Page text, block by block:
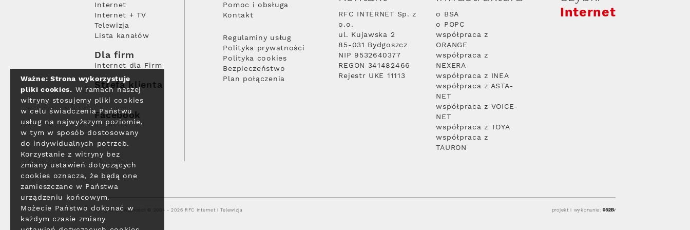
Internet
Internet + TV
Telewizja
Lista kanałów
Dla firm
Internet dla Firm
Strefa klienta
Facebook
Pomoc i obsługa
Kontakt
Regulaminy usług
Polityka prywatności
Polityka cookies
Bezpieczeństwo
Plan połączenia
RFC INTERNET Sp. z
o.o.
ul. Kujawska 2
85-031 Bydgoszcz
NIP 9532640377
REGON 341482466
Rejestr UKE 11113
o BSA
o POPC
współpraca z
ORANGE
współpraca z
NEXERA
współpraca z INEA
współpraca z ASTA-
NET
współpraca z VOICE-
NET
współpraca z TOYA
współpraca z
TAURON
Internet
Polityka prywatności © 2004 - 2026 RFC Internet i Telewizja projekt i wykonanie:
Ważne: Strona wykorzystuje
pliki cookies. W ramach naszej
witryny stosujemy pliki cookies
w celu świadczenia Państwu
usług na najwyższym poziomie,
w tym w sposób dostosowany
do indywidualnych potrzeb.
Korzystanie z witryny bez
zmiany ustawień dotyczących
cookies oznacza, że będą one
zamieszczane w Państwa
urządzeniu końcowym.
Możecie Państwo dokonać w
każdym czasie zmiany